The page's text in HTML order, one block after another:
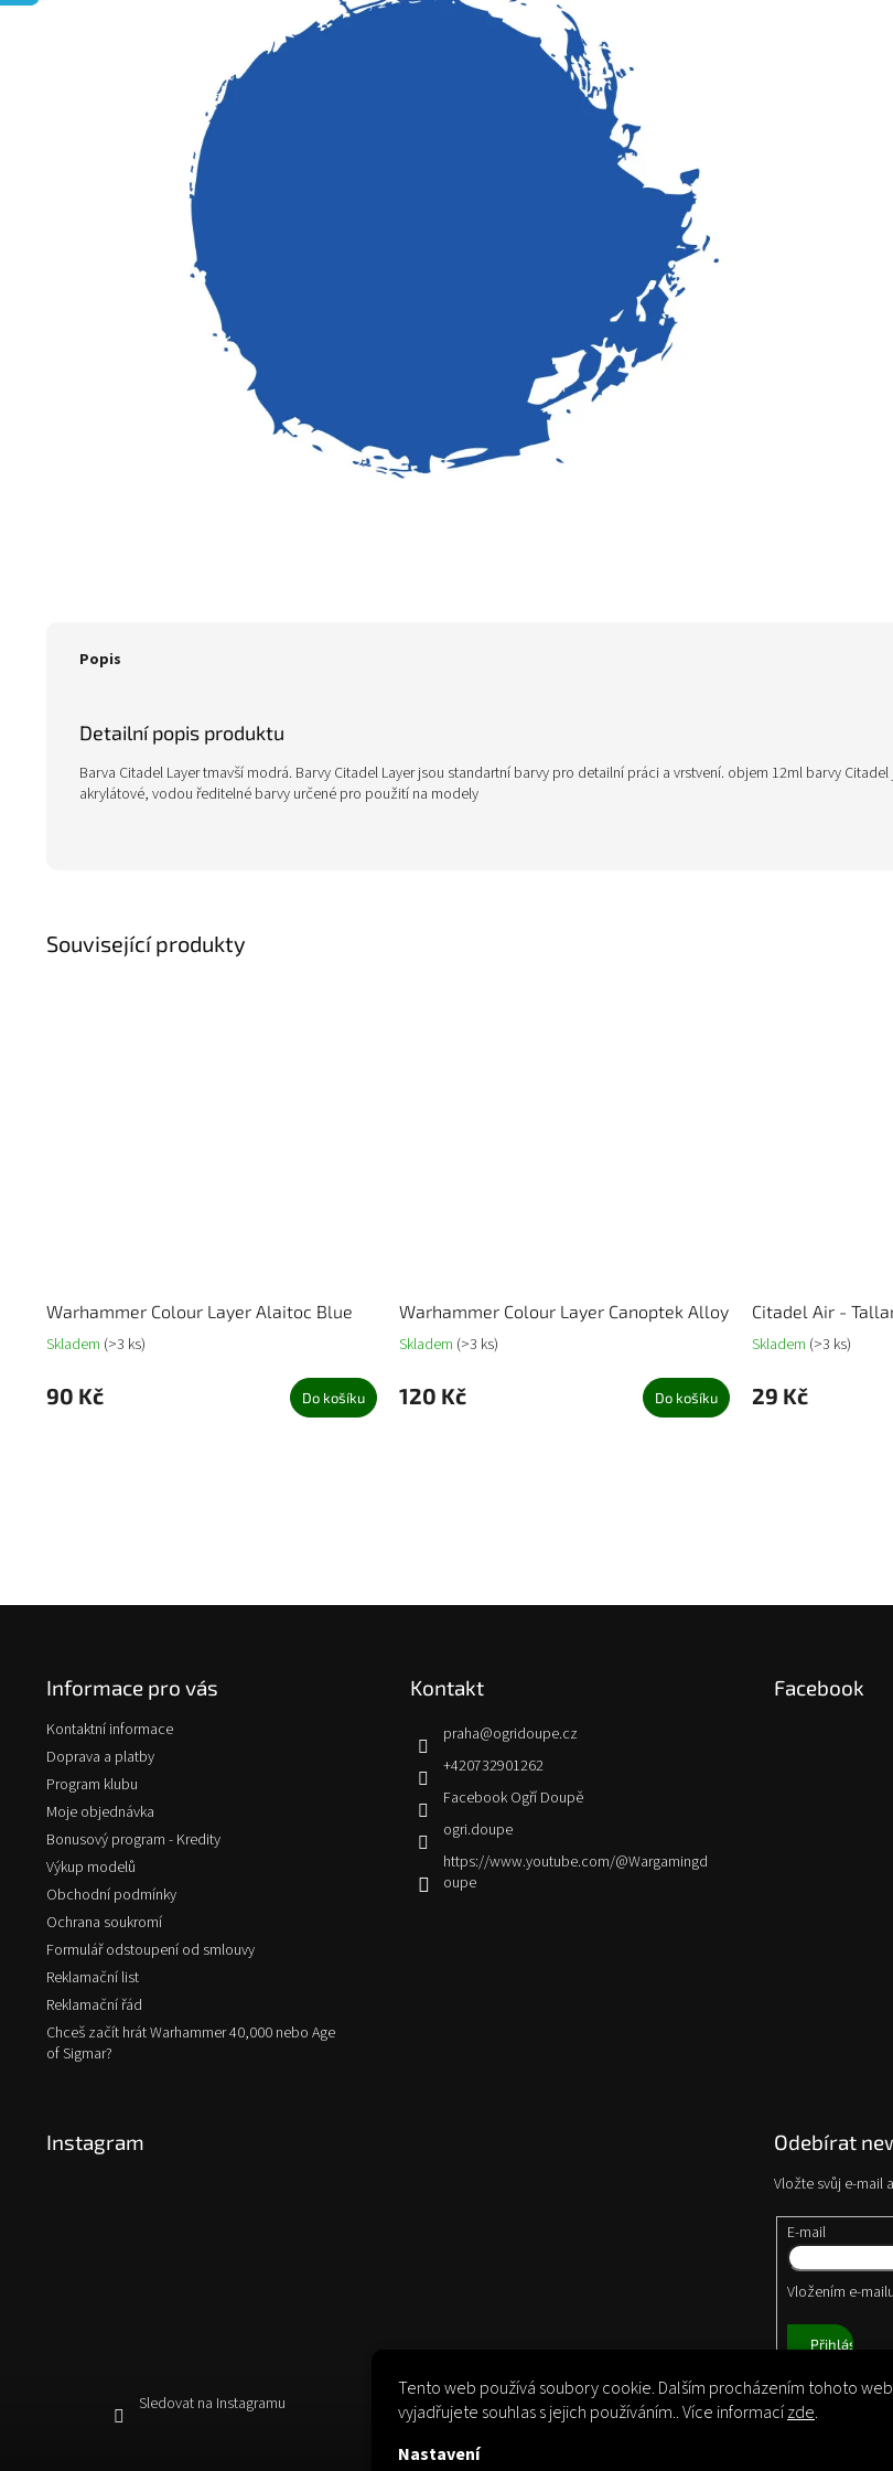
Tento web používá soubory cookie. Dalším procházením tohoto
vyjadřujete souhlas s jejich používáním.. Více informacízde.
Nastavení
Související produkty
Warhammer Colour Layer Alaitoc Blue
Skladem (>3 ks)
90 Kč Do košíku
Warhammer Colour Layer Canoptek Alloy
Skladem (>3 ks)
120 Kč Do košíku
Citadel Air -
Skladem (>3 ks)
29 Kč
Popis
Detailní popis produktu
Barva Citadel Layer tmavší modrá. Barvy Citadel Layer jsou standartní barvy pro detailní práci a vrstvení. objem 12ml barvy Citadel
akrylátové, vodou ředitelné barvy určené pro použití na modely
Informace pro vás
Kontaktní informace
Doprava a platby
Program klubu
Moje objednávka
Bonusový program - Kredity
Výkup modelů
Obchodní podmínky
Ochrana soukromí
Formulář odstoupení od smlouvy
Reklamační list
Reklamační řád
Chceš začít hrát Warhammer 40,000 nebo Age
of Sigmar?
Kontakt
praha@ogridoupe.cz
+420732901262
Facebook Ogří Doupě
ogri.doupe
https://www.youtube.com/@Wargamingd
oupe
Facebook
Instagram
Sledovat na Instagramu
Odebírat
Vložte svůj e-mail
E-mail
Vložením e-
Přihlásit